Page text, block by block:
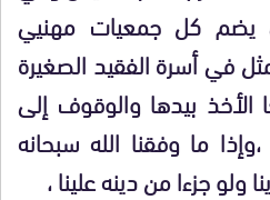
يضم كل جمعيات مهنيي
في أسرة الفقيد الصغيرة
الأخذ بيدها والوقوف إلى
ما وفقنا الله سبحانه
ولو جزءا من دينه علينا ،